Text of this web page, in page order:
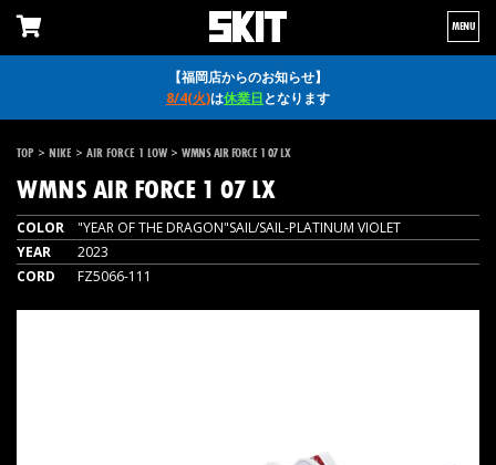
【福岡店からのお知らせ】
8/4(火)は休業日となります
MENU
TOP > NIKE > AIR FORCE 1 LOW > WMNS AIR FORCE 1 07 LX
WMNS AIR FORCE 1 07 LX
COLOR
"YEAR OF THE DRAGON"SAIL/SAIL-PLATINUM VIOLET
YEAR
2023
CORD
FZ5066-111